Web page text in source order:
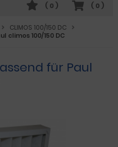
( 0 )
( 0 )
CLIMOS 100/150 DC
climos 100/150 DC
für Paul